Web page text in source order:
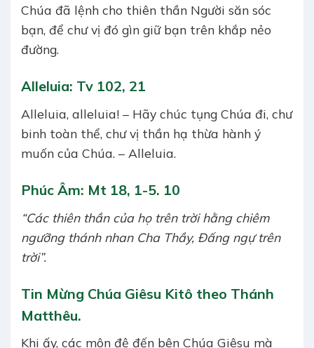
Chúa đã lệnh cho thiên thần Người săn sóc
bạn, để chư vị đó gìn giữ bạn trên khắp nẻo
đường.
Alleluia: Tv 102, 21
Alleluia, alleluia! – Hãy chúc tụng Chúa đi, chư
binh toàn thể, chư vị thần hạ thừa hành ý
muốn của Chúa. – Alleluia.
Phúc Âm: Mt 18, 1-5. 10
“Các thiên thần của họ trên trời hằng chiêm
ngưỡng thánh nhan Cha Thầy, Ðấng ngự trên
trời”.
Tin Mừng Chúa Giêsu Kitô theo Thánh
Matthêu.
Khi ấy, các môn đệ đến bên Chúa Giêsu mà